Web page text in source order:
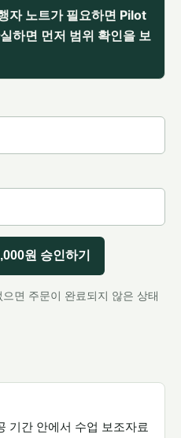
자 노트가 필요하면 Pilot
하면 먼저 범위 확인을 보
원 승인하기
면 주문이 완료되지 않은 상태
기간 안에서 수업 보조자료